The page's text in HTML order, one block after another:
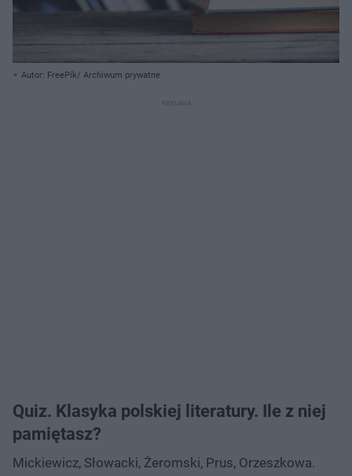
Autor: FreePik/ Archiwum prywatne
Quiz. Klasyka polskiej literatury. Ile z niej
pamiętasz?
Mickiewicz, Słowacki, Żeromski, Prus, Orzeszkowa.